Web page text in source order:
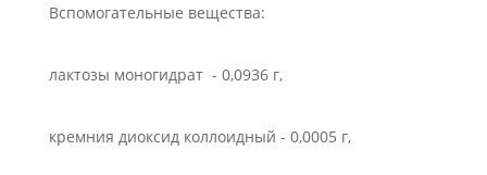
Вспомогательные вещества:
лактозы моногидрат - 0,0936 г,
кремния диоксид коллоидный - 0,0005 г,